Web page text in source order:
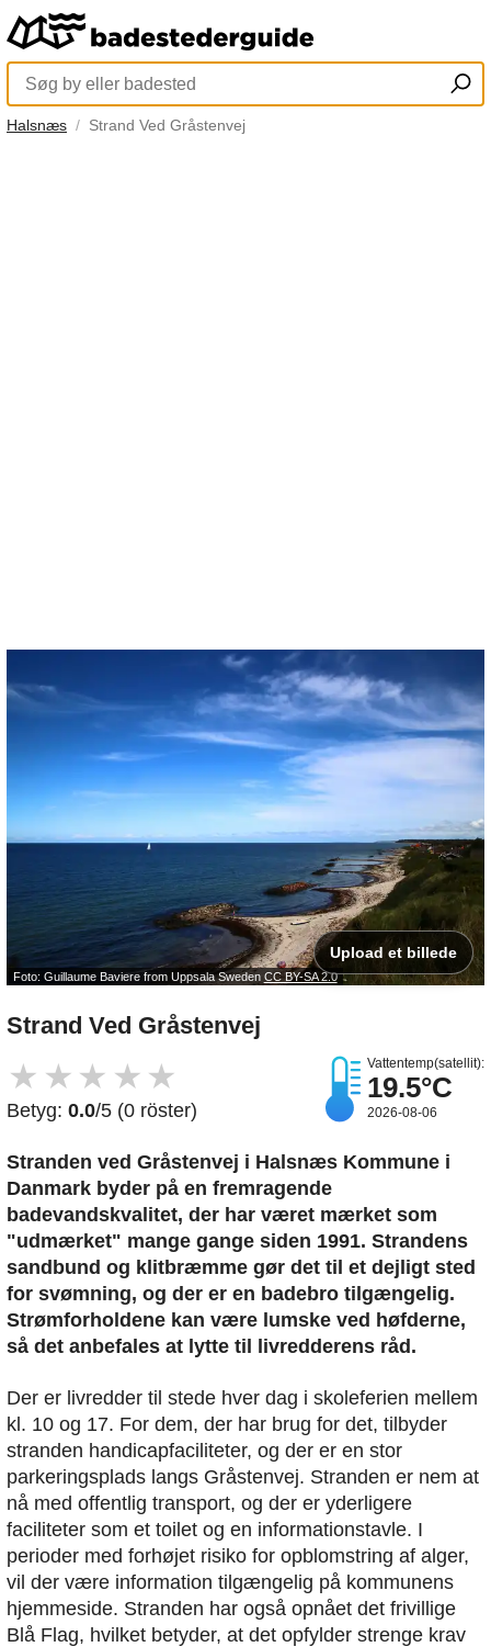
Halsnæs Strand Ved Gråstenvej
Foto: Guillaume Baviere from Uppsala Sweden CC BY-SA 2.0
Upload et billede
Strand Ved Gråstenvej
★ ★ ★ ★ ★
Betyg: 0.0/5 (0 röster)
Vattentemp(satellit):
19.5°C
2026-08-06
Stranden ved Gråstenvej i Halsnæs Kommune i
Danmark byder på en fremragende
badevandskvalitet, der har været mærket som
"udmærket" mange gange siden 1991. Strandens
sandbund og klitbræmme gør det til et dejligt sted
for svømning, og der er en badebro tilgængelig.
Strømforholdene kan være lumske ved høfderne,
så det anbefales at lytte til livredderens råd.
Der er livredder til stede hver dag i skoleferien mellem
kl. 10 og 17. For dem, der har brug for det, tilbyder
stranden handicapfaciliteter, og der er en stor
parkeringsplads langs Gråstenvej. Stranden er nem at
nå med offentlig transport, og der er yderligere
faciliteter som et toilet og en informationstavle. I
perioder med forhøjet risiko for opblomstring af alger,
vil der være information tilgængelig på kommunens
hjemmeside. Stranden har også opnået det frivillige
Blå Flag, hvilket betyder, at det opfylder strenge krav